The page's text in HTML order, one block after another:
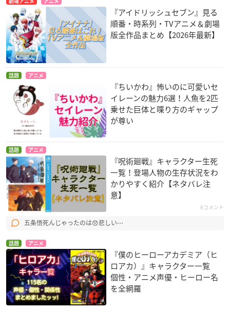
劇場アニメ アニメ
『アイドリッシュセブン』見る
順番・時系列・TVアニメ＆劇場
版全作品まとめ【2026年最新】
話題 アニメ
『ちいかわ』怖いのに可愛いセ
イレーンの魅力6選！人魚を2匹
乗せた巨体と喋り方のギャップ
が尊い
話題 アニメ
『呪術廻戦』キャラクター生死
一覧！登場人物の生存状況をわ
かりやすく紹介【ネタバレ注
意】
6コメント
五条悟死んじゃったのは😞悲しい⋯
話題 アニメ
『僕のヒーローアカデミア（ヒ
ロアカ）』キャラクター一覧
個性・アニメ声優・ヒーロー名
を全網羅